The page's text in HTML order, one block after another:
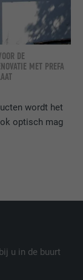
wordt het
optisch mag
DE
MET PREFA
u in de buurt
dienst
het gebruik